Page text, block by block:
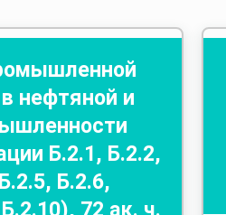
нефтяной и
Б.2.1, Б.2.2,
Б.2.6,
, 72 ак. ч.